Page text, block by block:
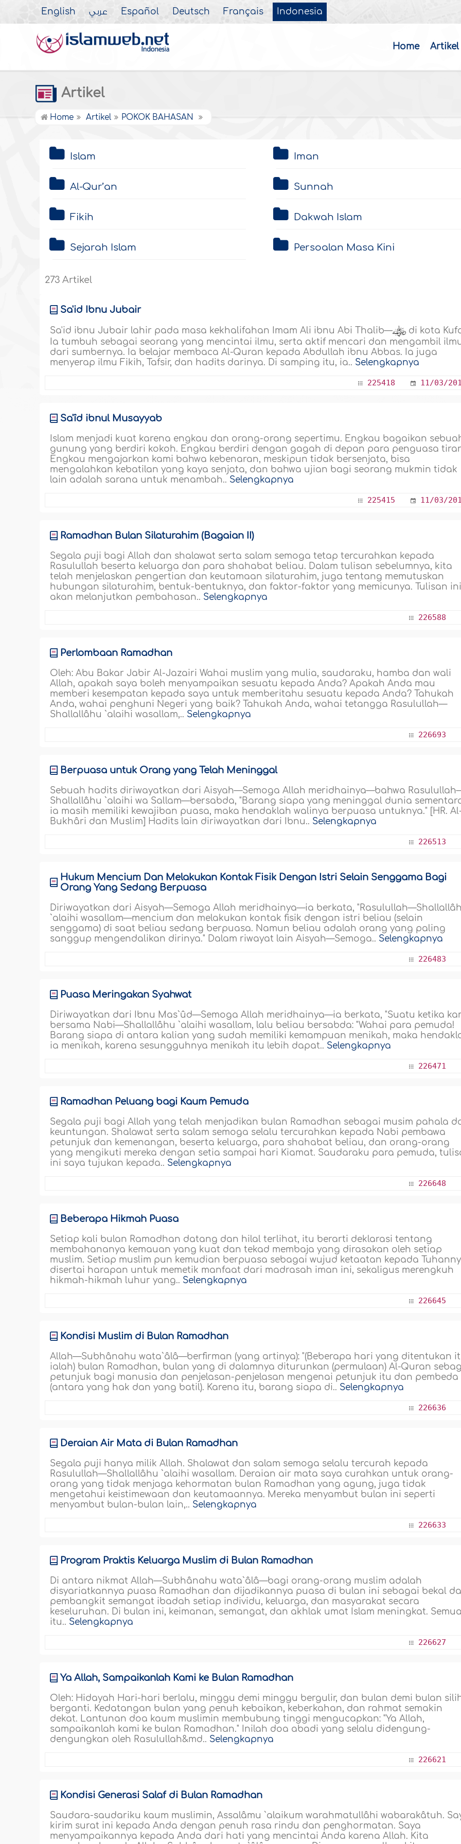
English عربي Español Deutsch Français Indonesia
Home Artikel
Artikel
Home Artikel POKOK BAHASAN
Islam Iman
Al-Qur’an Sunnah
Fikih Dakwah Islam
Sejarah Islam Persoalan Masa Kini
273 Artikel
Sa'id Ibnu Jubair
Sa'id ibnu Jubair lahir pada masa kekhalifahan Imam Ali ibnu Abi Thalib—
di kota
Ia tumbuh sebagai seorang yang mencintai ilmu, serta aktif mencari dan mengambil
dari sumbernya. Ia belajar membaca Al-Quran kepada Abdullah ibnu Abbas. Ia juga
menyerap ilmu Fikih, Tafsir, dan hadits darinya. Di samping itu, ia.. Selengkapnya
225418 11/03/
Sa'îd ibnul Musayyab
Islam menjadi kuat karena engkau dan orang-orang sepertimu. Engkau bagaikan
gunung yang berdiri kokoh. Engkau berdiri dengan gagah di depan para penguasa
Engkau mengajarkan kami bahwa kebenaran, meskipun tidak bersenjata, bisa
mengalahkan kebatilan yang kaya senjata, dan bahwa ujian bagi seorang mukmin tidak
lain adalah sarana untuk menambah.. Selengkapnya
225415 11/03/
Ramadhan Bulan Silaturahim (Bagaian II)
Segala puji bagi Allah dan shalawat serta salam semoga tetap tercurahkan kepada
Rasulullah beserta keluarga dan para shahabat beliau. Dalam tulisan sebelumnya, kita
telah menjelaskan pengertian dan keutamaan silaturahim, juga tentang memutuskan
hubungan silaturahim, bentuk-bentuknya, dan faktor-faktor yang memicunya. Tulisan
akan melanjutkan pembahasan.. Selengkapnya
226588
Perlombaan Ramadhan
Oleh: Abu Bakar Jabir Al-Jazairi Wahai muslim yang mulia, saudaraku, hamba dan wali
Allah, apakah saya boleh menyampaikan sesuatu kepada Anda? Apakah Anda mau
memberi kesempatan kepada saya untuk memberitahu sesuatu kepada Anda? Tahukah
Anda, wahai penghuni Negeri yang baik? Tahukah Anda, wahai tetangga Rasulullah—
Shallallâhu `alaihi wasallam,.. Selengkapnya
226693
Berpuasa untuk Orang yang Telah Meninggal
Sebuah hadits diriwayatkan dari Aisyah—Semoga Allah meridhainya—bahwa
Shallallâhu `alaihi wa Sallam—bersabda, "Barang siapa yang meninggal dunia
ia masih memiliki kewajiban puasa, maka hendaklah walinya berpuasa untuknya." [HR.
Bukhâri dan Muslim] Hadits lain diriwayatkan dari Ibnu.. Selengkapnya
226513
Hukum Mencium Dan Melakukan Kontak Fisik Dengan Istri Selain Senggama Bagi
Orang Yang Sedang Berpuasa
Diriwayatkan dari Aisyah—Semoga Allah meridhainya—ia berkata,
`alaihi wasallam—mencium dan melakukan kontak fisik dengan istri beliau (selain
senggama) di saat beliau sedang berpuasa. Namun beliau adalah orang yang paling
sanggup mengendalikan dirinya." Dalam riwayat lain Aisyah—Semoga.. Selengkapnya
226483
Puasa Meringakan Syahwat
Diriwayatkan dari Ibnu Mas`ûd—Semoga Allah meridhainya—ia berkata, "Suatu ketika
bersama Nabi—Shallallâhu `alaihi wasallam, lalu beliau bersabda: "Wahai para pemuda!
Barang siapa di antara kalian yang sudah memiliki kemampuan menikah, maka
ia menikah, karena sesungguhnya menikah itu lebih dapat.. Selengkapnya
226471
Ramadhan Peluang bagi Kaum Pemuda
Segala puji bagi Allah yang telah menjadikan bulan Ramadhan sebagai musim pahala
keuntungan. Shalawat serta salam semoga selalu tercurahkan kepada Nabi pembawa
petunjuk dan kemenangan, beserta keluarga, para shahabat beliau, dan orang-orang
yang mengikuti mereka dengan setia sampai hari Kiamat. Saudaraku para pemuda,
ini saya tujukan kepada.. Selengkapnya
226648
Beberapa Hikmah Puasa
Setiap kali bulan Ramadhan datang dan hilal terlihat, itu berarti deklarasi tentang
membahananya kemauan yang kuat dan tekad membaja yang dirasakan oleh setiap
muslim. Setiap muslim pun kemudian berpuasa sebagai wujud ketaatan kepada
disertai harapan untuk memetik manfaat dari madrasah iman ini, sekaligus merengkuh
hikmah-hikmah luhur yang.. Selengkapnya
226645
Kondisi Muslim di Bulan Ramadhan
Allah—Subhânahu wata`âlâ—berfirman (yang artinya): "(Beberapa hari yang ditentukan
ialah) bulan Ramadhan, bulan yang di dalamnya diturunkan (permulaan) Al-Quran
petunjuk bagi manusia dan penjelasan-penjelasan mengenai petunjuk itu dan pembeda
(antara yang hak dan yang batil). Karena itu, barang siapa di.. Selengkapnya
226636
Deraian Air Mata di Bulan Ramadhan
Segala puji hanya milik Allah. Shalawat dan salam semoga selalu tercurah kepada
Rasulullah—Shallallâhu `alaihi wasallam. Deraian air mata saya curahkan untuk orang-
orang yang tidak menjaga kehormatan bulan Ramadhan yang agung, juga tidak
mengetahui keistimewaan dan keutamaannya. Mereka menyambut bulan ini seperti
menyambut bulan-bulan lain,.. Selengkapnya
226633
Program Praktis Keluarga Muslim di Bulan Ramadhan
Di antara nikmat Allah—Subhânahu wata`âlâ—bagi orang-orang muslim adalah
disyariatkannya puasa Ramadhan dan dijadikannya puasa di bulan ini sebagai bekal
pembangkit semangat ibadah setiap individu, keluarga, dan masyarakat secara
keseluruhan. Di bulan ini, keimanan, semangat, dan akhlak umat Islam meningkat.
itu.. Selengkapnya
226627
Ya Allah, Sampaikanlah Kami ke Bulan Ramadhan
Oleh: Hidayah Hari-hari berlalu, minggu demi minggu bergulir, dan bulan demi bulan
berganti. Kedatangan bulan yang penuh kebaikan, keberkahan, dan rahmat semakin
dekat. Lantunan doa kaum muslimin membubung tinggi mengucapkan: "Ya Allah,
sampaikanlah kami ke bulan Ramadhan." Inilah doa abadi yang selalu didengung-
dengungkan oleh Rasulullah&md.. Selengkapnya
226621
Kondisi Generasi Salaf di Bulan Ramadhan
Saudara-saudariku kaum muslimin, Assalâmu `alaikum warahmatullâhi wabarakâtuh.
kirim surat ini kepada Anda dengan penuh rasa rindu dan penghormatan. Saya
menyampaikannya kepada Anda dari hati yang mencintai Anda karena Allah. Kita